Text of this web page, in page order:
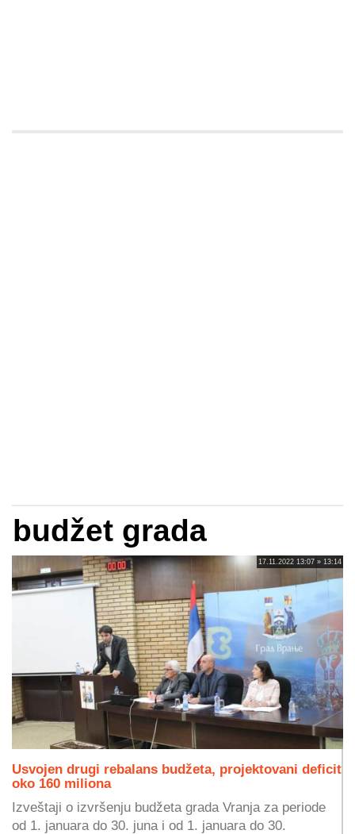
budžet grada
17.11.2022 13:07 » 13:14
Usvojen drugi rebalans budžeta, projektovani deficit
oko 160 miliona
Izveštaji o izvršenju budžeta grada Vranja za periode
od 1. januara do 30. juna i od 1. januara do 30.